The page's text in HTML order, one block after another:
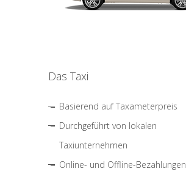
Das Taxi
Basierend auf Taxameterpreis
Durchgeführt von lokalen
Taxiunternehmen
Online- und Offline-Bezahlungen